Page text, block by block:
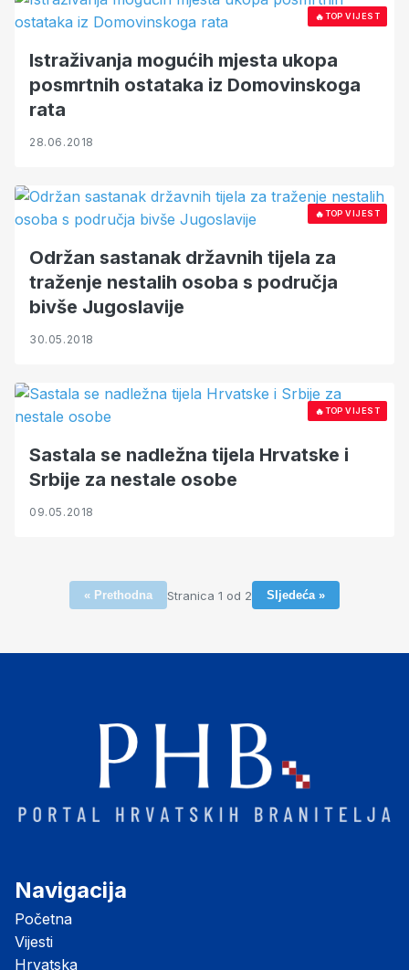
🔥TOP VIJEST
Istraživanja mogućih mjesta ukopa
posmrtnih ostataka iz Domovinskoga
rata
28.06.2018
🔥TOP VIJEST
Održan sastanak državnih tijela za
traženje nestalih osoba s područja
bivše Jugoslavije
30.05.2018
🔥TOP VIJEST
Sastala se nadležna tijela Hrvatske i
Srbije za nestale osobe
09.05.2018
« Prethodna Stranica 1 od 2 Sljedeća »
Navigacija
Početna
Vijesti
Hrvatska